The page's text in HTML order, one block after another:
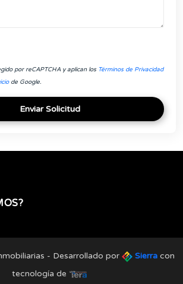
por reCAPTCHA y aplican los Términos de Privacidad
de Google.
Enviar Solicitud
- Desarrollado por Sierra con
tecnología de